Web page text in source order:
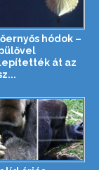
hódok –
át az